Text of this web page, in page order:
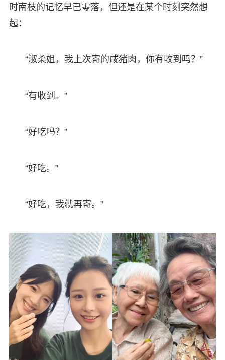
时南枝的记忆早已零落，但还是在某个时刻突然想
起：
“淑柔姐，我上次寄的咸猪肉，你有收到吗？”
“有收到。”
“好吃吗？”
“好吃。”
“好吃，我就再寄。”